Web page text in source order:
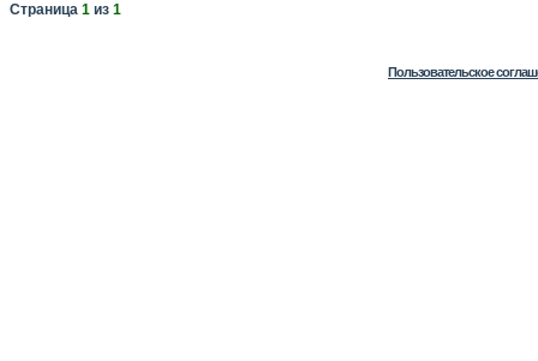
Страница 1 из 1
Пользовательское